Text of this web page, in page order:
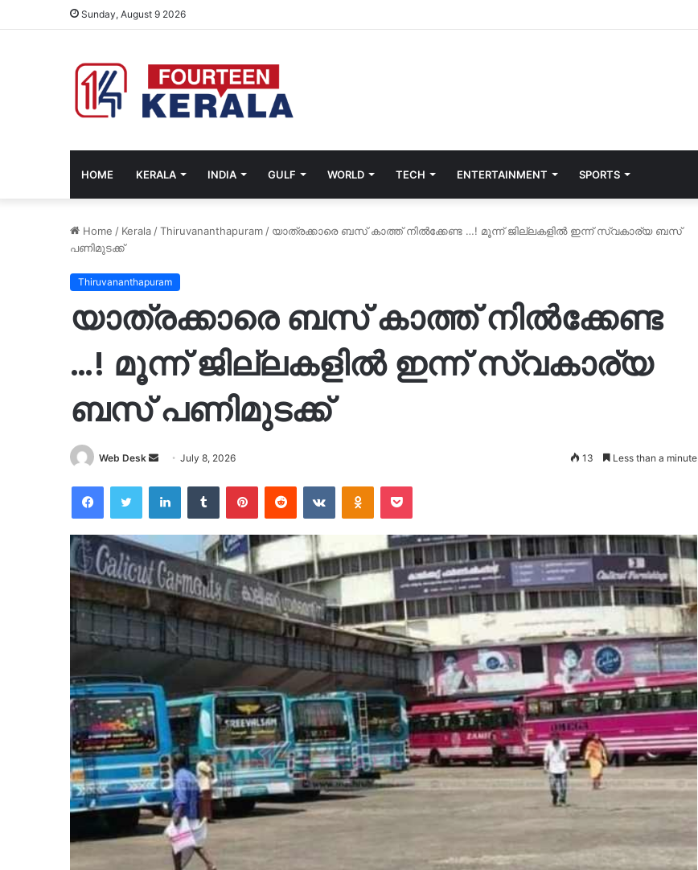
Sunday, August 9 2026
HOME KERALA INDIA GULF WORLD TECH ENTERTAINMENT SPORTS
Home / Kerala /Thiruvananthapuram / യാത്രക്കാരെ ബസ് കാത്ത് നിൽക്കേണ്ട …! മൂന്ന് ജില്ലകളില്‍ ഇന്ന് സ്വകാര്യ ബസ്
പണിമുടക്ക്
Thiruvananthapuram
യാത്രക്കാരെ ബസ് കാത്ത് നിൽക്കേണ്ട
…! മൂന്ന് ജില്ലകളില്‍ ഇന്ന് സ്വകാര്യ
ബസ് പണിമുടക്ക്
Web Desk
Send
email
July 8, 2026 13 Less than a minute
FacebookTwitter LinkedInTumblr PinterestReddit VKontakteOdnoklassniki
Pocket